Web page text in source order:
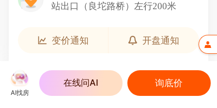
站出口（良坨路桥）左行200米
变价通知 开盘通知
AI找房
在线问AI 询底价